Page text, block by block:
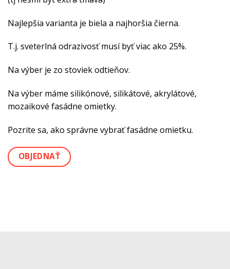
Najlepšia varianta je biela a najhoršia čierna.
T.j. sveterlná odrazivosť musí byť viac ako 25%.
Na výber je zo stoviek odtieňov.
Na výber máme silikónové, silikátové, akrylátové,
mozaikové fasádne omietky.
Pozrite sa, ako správne vybrať fasádne omietku.
OBJEDNAŤ